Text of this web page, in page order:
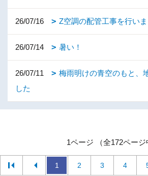
26/07/16 Z空調の配管工事を行いま
26/07/14 暑い！
26/07/11
梅雨明けの青空のもと、
した
1ページ （全172ページ
1 2 3 4